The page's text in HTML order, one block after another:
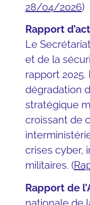
28/04/2026)
Rapport
Le
et de la
rapport
dégradation
stratégique
croissant de
crises cyber,
militaires. (
Rapport de